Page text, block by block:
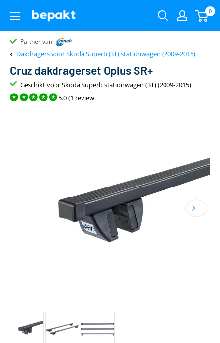
0
22.00uur
Partner van
Partner van
Klantenbeoordeling 9.4
Dakdragers voor Skoda Superb (3T) stationwagen (2009-2015)
Cruz dakdragerset Oplus SR+
Geschikt voor Skoda Superb stationwagen (3T) (2009-2015)
5.0 (1 review